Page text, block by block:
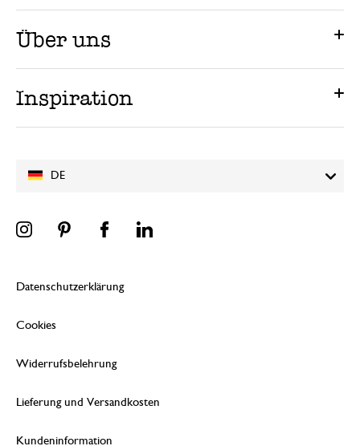
DE
Über uns
Inspiration
Datenschutzerklärung
Cookies
Widerrufsbelehrung
Lieferung und Versandkosten
Kundeninformation